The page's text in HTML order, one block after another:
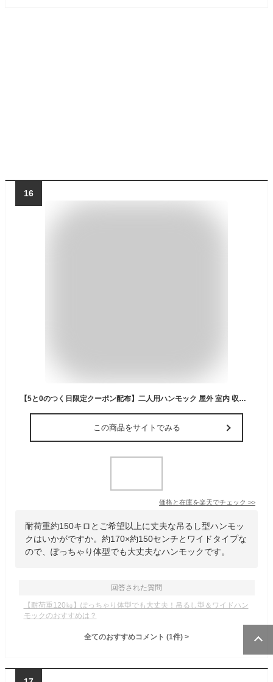
16
【5と0のつく日限定クーポン配布】二人用ハンモック 屋外 室内 収納袋付き 約170cm×約150cm 耐荷重約150Kg 丈夫な綿タイプ
この商品をサイトでみる
価格と在庫を楽天でチェック >>
耐荷重約150キロとご希望以上に丈夫な吊るし型ハンモッ
クはいかがですか。約170×約150センチとワイドタイプな
ので、ぽっちゃり体型でも大丈夫なハンモックです。
回答された質問
【耐荷重120㎏】ぽっちゃり体型でも大丈夫！吊るし型＆ワイドハン
モックのおすすめは？
全てのおすすめコメント (1件) >